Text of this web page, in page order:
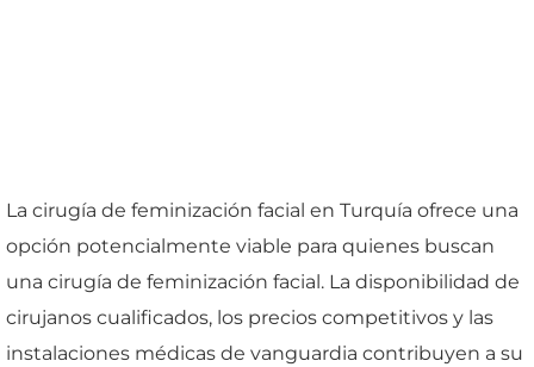
La cirugía de feminización facial en Turquía ofrece una
opción potencialmente viable para quienes buscan
una cirugía de feminización facial. La disponibilidad de
cirujanos cualificados, los precios competitivos y las
instalaciones médicas de vanguardia contribuyen a su